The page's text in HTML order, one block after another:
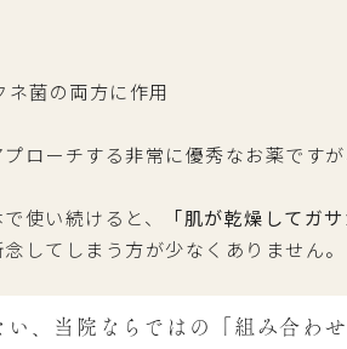
ネ菌の両方に作用
ローチする非常に優秀なお薬です
使い続けると、 「肌が乾燥してガ
してしまう方が少なくありません。
、当院ならではの「組み合わせ